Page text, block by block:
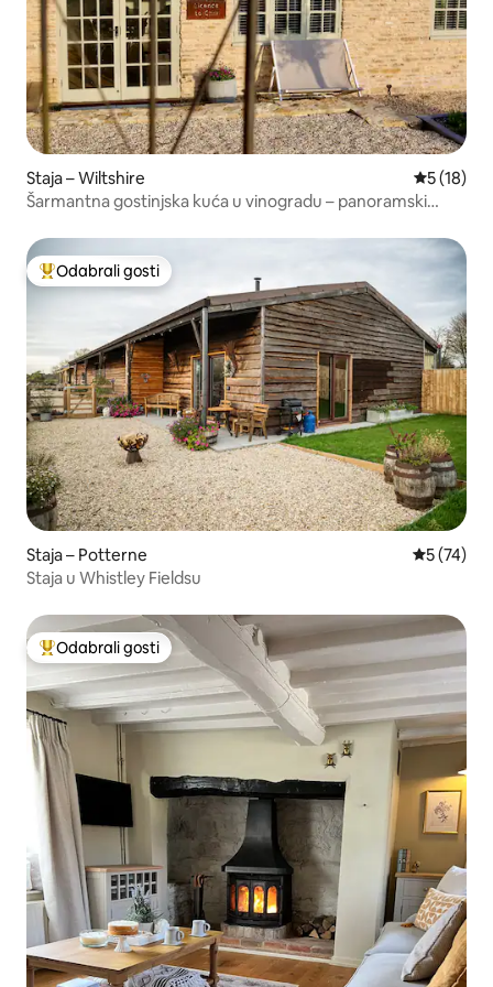
Staja – Wiltshire Prosječna
5 (18)
Šarmantna gostinjska kuća u vinogradu – panoramski
Među najviše rangiranima s oznakom „Odabrali gosti”
Odabrali gosti
Staja – Potterne Prosječna
5 (74)
Staja u Whistley Fieldsu
Među najviše rangiranima s oznakom „Odabrali gosti”
Odabrali gosti